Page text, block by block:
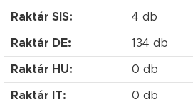
Raktár SIS: 4 db
Raktár DE: 134 db
Raktár HU: 0 db
Raktár IT: 0 db